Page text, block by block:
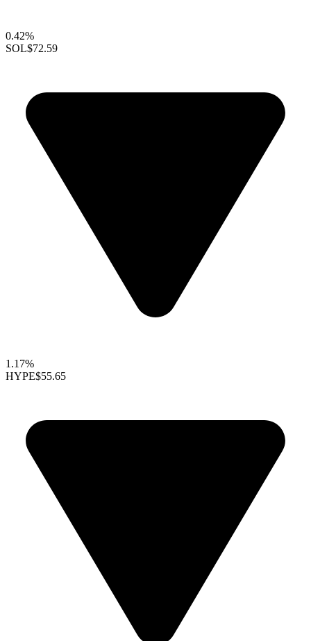
0.42%
SOL$72.59
1.17%
HYPE$55.65